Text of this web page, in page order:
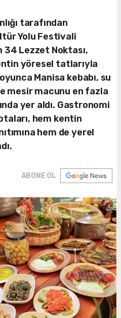
tarafından
Yolu Festivali
34 Lezzet Noktası,
yöresel tatlarıyla
Manisa kebabı, su
mesir macunu en fazla
yer aldı. Gastronomi
hem kentin
hem de yerel
ABONE OL